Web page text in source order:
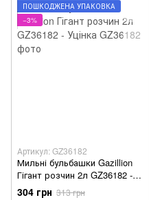
ПОШКОДЖЕНА УПАКОВКА
−3%
Артикул: GZ36182
Мильні бульбашки Gazillion
Гігант розчин 2л GZ36182 -
Уцінка
304 грн 313 грн